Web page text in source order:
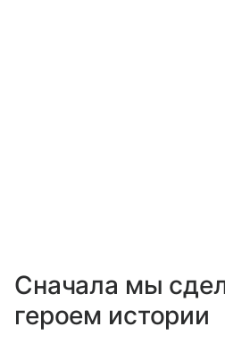
Сначала мы
героем истории